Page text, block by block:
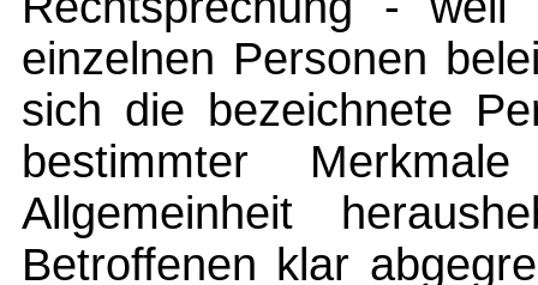
einzelnen Personen
sich die bezeichnete
bestimmter
Allgemeinheit
Betroffenen klar